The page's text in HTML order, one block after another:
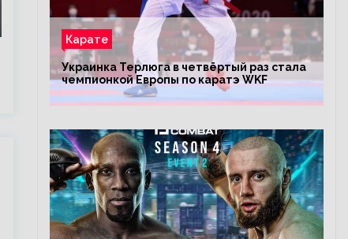
Карате
Украинка Терлюга в четвёртый раз стала
чемпионкой Европы по каратэ WKF